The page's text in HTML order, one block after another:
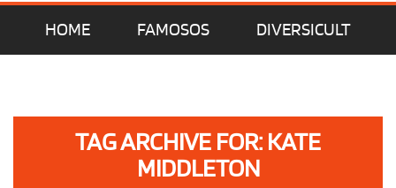
HOME FAMOSOS DIVERSICULT
OLHA ISSO! EU QUERO!
TAG ARCHIVE FOR: KATE
MIDDLETON